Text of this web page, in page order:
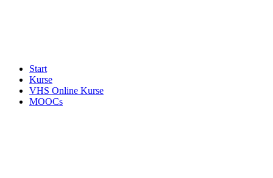
Start
Kurse
VHS Online Kurse
MOOCs